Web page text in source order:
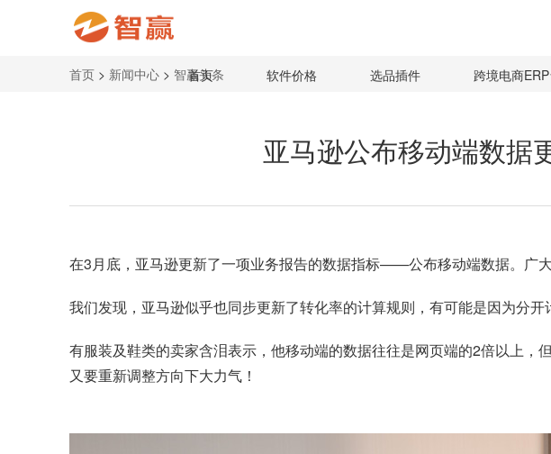
首页 软件价格 选品插件 跨境电商ERP
首页 > 新闻中心 > 智赢头条
亚马逊公布移动端数据
在3月底， 亚马逊更新了一项业务报告的数据指标——公布移动端数据。广
我们发现，亚马逊似乎也同步更新了转化率的计算规则，有可能是因为分
有服装及鞋类的卖家含泪表示，他移动端的数据往往是网页端的2倍以上
又要重新调整方向下大力气！